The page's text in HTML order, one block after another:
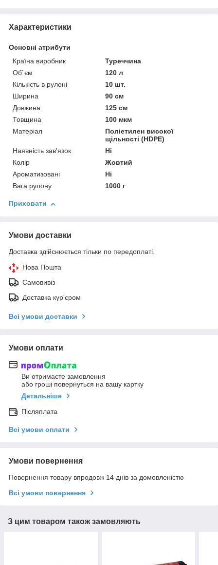
Характеристики
Основні атрибути
Країна виробник
Туреччина
Об`єм
120 л
Кількість в рулоні
10 шт.
Ширина
90 см
Довжина
125 см
Товщина
100 мкм
Матеріал
Поліетилен високої
щільності (HDPE)
Наявність зав'язок
Ні
Колір
Жовтий
Ароматизовані
Ні
Вага рулону
1000 г
Приховати
Умови доставки
Доставка здійснюється тільки по передоплаті.
Нова Пошта
Самовивіз
Доставка кур'єром
Всі умови доставки
Умови оплати
Ви отримаєте замовлення
або гроші повернуться на вашу картку
Детальніше
Післяплата
Всі умови оплати
Умови повернення
Повернення товару впродовж 14 днів за домовленістю
Всі умови повернення
З цим товаром також замовляють